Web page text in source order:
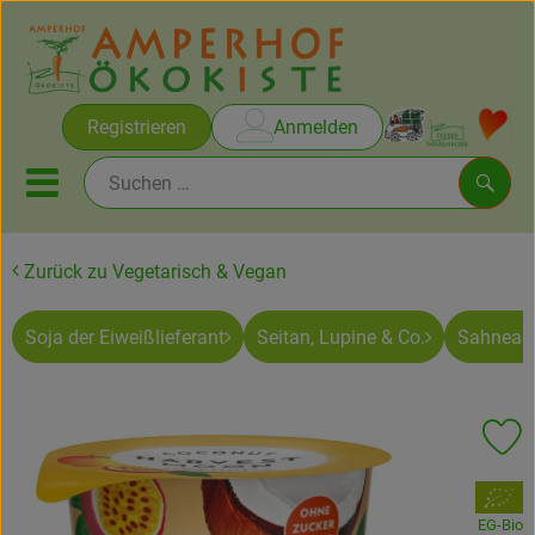
Registrieren Anmelden
Mobiles Menu öffnen oder
Rezepte
Ökokisten
Obst & Gemüse
Zurück zu Vegetarisch & Vegan
Soja der Eiweißlieferant Seitan, Lupine & Co.
, Verband:
EG-Bio